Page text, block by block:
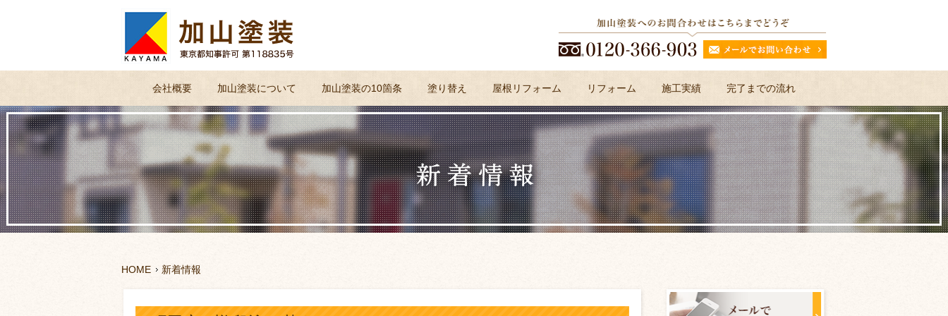
会社概要 加山塗装について 加山塗装の10箇条 塗り替え 屋根リフォーム リフォーム 施工実績 完了までの流れ
よくある質問
HOME 新着情報